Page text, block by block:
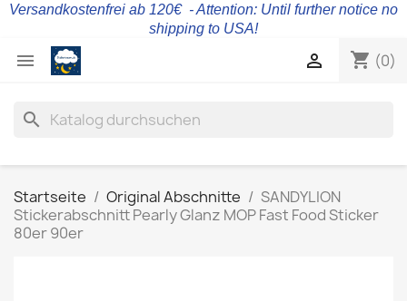
Versandkostenfrei ab 120€ - Attention: Until further notice no
shipping to USA!
 shopping_cart (0)

search
Startseite Original Abschnitte
SANDYLION
Stickerabschnitt Pearly Glanz MOP Fast Food Sticker
80er 90er